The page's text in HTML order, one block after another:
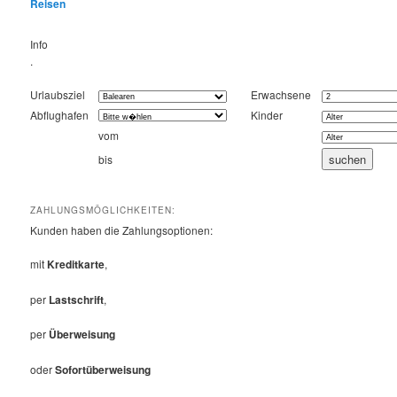
Reisen
Info
.
Urlaubsziel
Erwachsene
Abflughafen
Kinder
vom
bis
ZAHLUNGSMÖGLICHKEITEN:
Kunden haben die Zahlungsoptionen:
mitKreditkarte,
per Lastschrift,
per Überweisung
oderSofortüberweisung